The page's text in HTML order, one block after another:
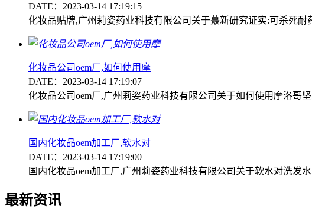
DATE：2023-03-14 17:19:15
化妆品贴牌,广州莉姿药业科技有限公司关于蕞新研究证实:可杀死耐
化妆品公司oem厂,如何使用摩
DATE：2023-03-14 17:19:07
化妆品公司oem厂,广州莉姿药业科技有限公司关于如何使用摩洛哥
国内化妆品oem加工厂,软水对
DATE：2023-03-14 17:19:00
国内化妆品oem加工厂,广州莉姿药业科技有限公司关于软水对洗发
最新资讯